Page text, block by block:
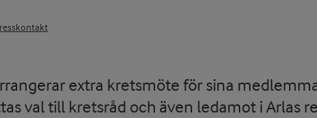
extra kretsmöte för sina
val till kretsråd och även ledamot i Arlas